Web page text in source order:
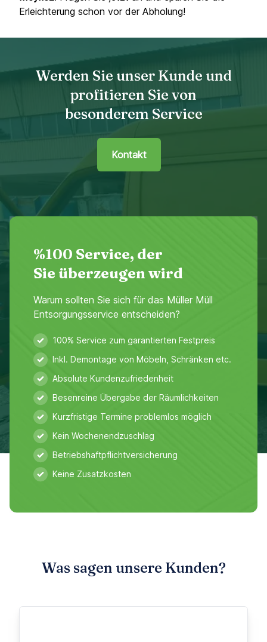
Erleichterung schon vor der Abholung!
Werden Sie unser Kunde und
profitieren Sie von
besonderem Service
Kontakt
%100 Service, der
Sie überzeugen wird
Warum sollten Sie sich für das Müller Müll
Entsorgungsservice entscheiden?
100% Service zum garantierten Festpreis
Inkl. Demontage von Möbeln, Schränken etc.
Absolute Kundenzufriedenheit
Besenreine Übergabe der Räumlichkeiten
Kurzfristige Termine problemlos möglich
Kein Wochenendzuschlag
Betriebshaftpflichtversicherung
Keine Zusatzkosten
Was sagen unsere Kunden?